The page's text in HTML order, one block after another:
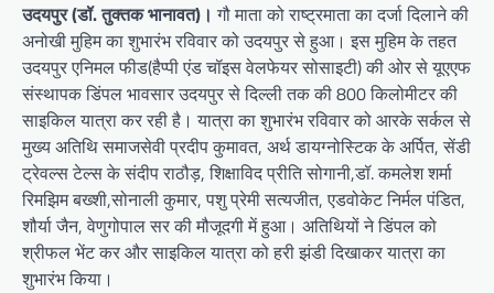
उदयपुर (डॉ. तुक्तक भानावत)।गौ माता को राष्ट्रमाता का दर्जा दिलाने की
अनोखी मुहिम का शुभारंभ रविवार को उदयपुर से हुआ। इस मुहिम के तहत
उदयपुर एनिमल फीड(हैप्पी एंड चॉइस वेलफेयर सोसाइटी) की ओर से यूएएफ
संस्थापक डिंपल भावसार उदयपुर से दिल्ली तक की 800 किलोमीटर की
साइकिल यात्रा कर रही है। यात्रा का शुभारंभ रविवार को आरके सर्कल से
मुख्य अतिथि समाजसेवी प्रदीप कुमावत, अर्थ डायग्नोस्टिक के अर्पित, सेंडी
ट्रेवल्स टेल्स के संदीप राठौड़, शिक्षाविद प्रीति सोगानी,डॉ. कमलेश शर्मा
रिमझिम बख्शी,सोनाली कुमार, पशु प्रेमी सत्यजीत, एडवोकेट निर्मल पंडित,
शौर्या जैन, वेणुगोपाल सर की मौजूदगी में हुआ। अतिथियों ने डिंपल को
श्रीफल भेंट कर और साइकिल यात्रा को हरी झंडी दिखाकर यात्रा का
शुभारंभ किया।